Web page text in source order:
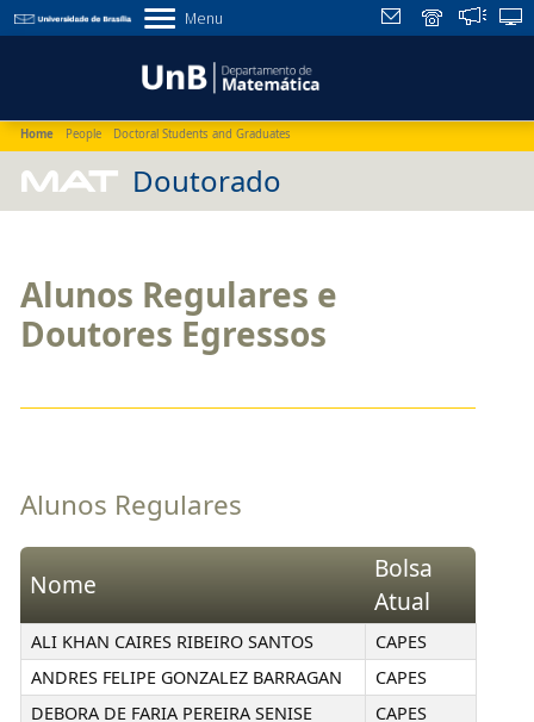
Menu
Home People Doctoral Students and Graduates
MAT Doutorado
Alunos Regulares e
Doutores Egressos
Alunos Regulares
Nome
Bolsa
Atual
ALI KHAN CAIRES RIBEIRO SANTOS
CAPES
ANDRES FELIPE GONZALEZ BARRAGAN
CAPES
DEBORA DE FARIA PEREIRA SENISE
CAPES